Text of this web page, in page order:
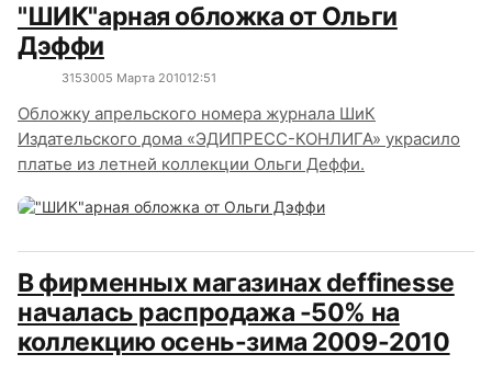
"ШИК"арная обложка от Ольги
Дэффи
3153005 Марта 201012:51
Обложку апрельского номера журнала ШиК
Издательского дома «ЭДИПРЕСС-КОНЛИГА» украсило
платье из летней коллекции Ольги Деффи.
В фирменных магазинах deffinesse
началась распродажа -50% на
коллекцию осень-зима 2009-2010